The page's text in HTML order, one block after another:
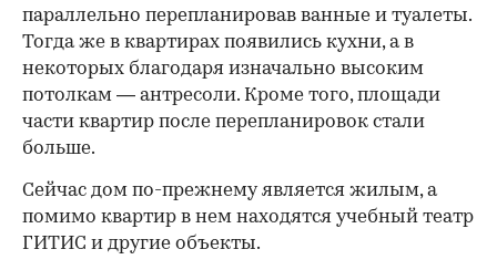
параллельно перепланировав ванные и туалеты.
Тогда же в квартирах появились кухни, а в
некоторых благодаря изначально высоким
потолкам — антресоли. Кроме того, площади
части квартир после перепланировок стали
больше.
Сейчас дом по-прежнему является жилым, а
помимо квартир в нем находятся учебный театр
ГИТИС и другие объекты.